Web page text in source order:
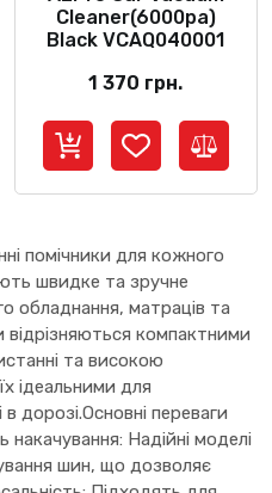
Cleaner(6000pa)
Black VCAQ040001
1 370 грн.
помічники для кожного
швидке та зручне
обладнання, матраців та
відрізняються компактними
та високою
ідеальними для
дорозі.Основні переваги
Надійні моделі
шин, що дозволяє